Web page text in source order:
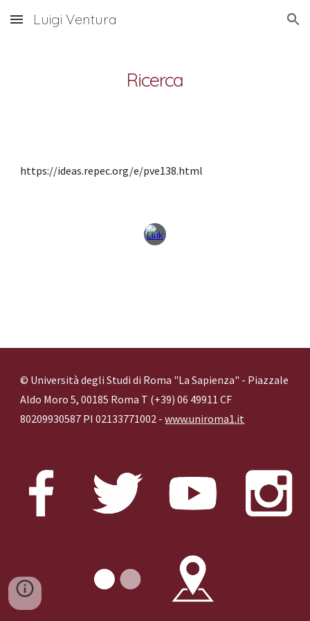
Skip to main content Skip to navigation
Luigi Ventura
Ricerca
https://ideas.repec.org/e/pve138.html
© Università degli Studi di Roma "La Sapienza" - Piazzale
Aldo Moro 5, 00185 Roma T (+39) 06 49911 CF
80209930587 PI 02133771002 -www.uniroma1.it